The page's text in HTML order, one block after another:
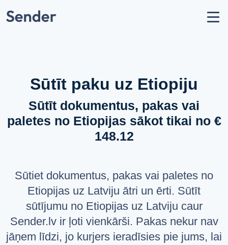
Nosūtīt sūtījumu
Pārvadātāju partneri
Aizliegumi un ierobežojumi
API dokumentācija
Jautājumi un atbildes
VALODA
Latviešu
Русский
Sūtīt paku uz Etiopiju
Sūtīt dokumentus, pakas vai
paletes no Etiopijas sākot tikai no €
148.12
Sūtiet dokumentus, pakas vai paletes no
Etiopijas uz Latviju ātri un ērti. Sūtīt
sūtījumu no Etiopijas uz Latviju caur
Sender.lv ir ļoti vienkārši. Pakas nekur nav
jāņem līdzi, jo kurjers ieradīsies pie jums, lai